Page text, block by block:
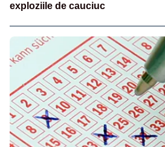
exploziile de cauciuc